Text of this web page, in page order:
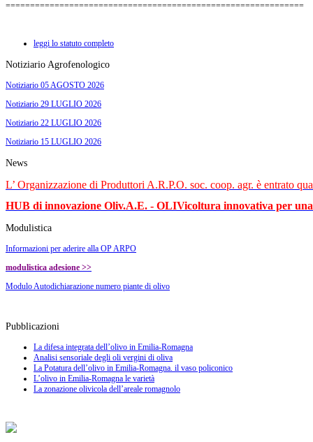
=============================================================
leggi lo statuto completo
Notiziario Agrofenologico
Notiziario 05 AGOSTO 2026
Notiziario 29 LUGLIO 2026
Notiziario 22 LUGLIO 2026
Notiziario 15 LUGLIO 2026
News
L’ Organizzazione di Produttori A.R.P.O. soc. coop. agr. è entrato
HUB di innovazione Oliv.A.E. - OLIVicoltura innovativa per
Modulistica
Informazioni per aderire alla OP ARPO
modulistica adesione >>
Modulo Autodichiarazione numero piante di olivo
Pubblicazioni
La difesa integrata dell’olivo in Emilia-Romagna
Analisi sensoriale degli oli vergini di oliva
La Potatura dell’olivo in Emilia-Romagna. il vaso policonico
L’olivo in Emilia-Romagna le varietà
La zonazione olivicola dell’areale romagnolo